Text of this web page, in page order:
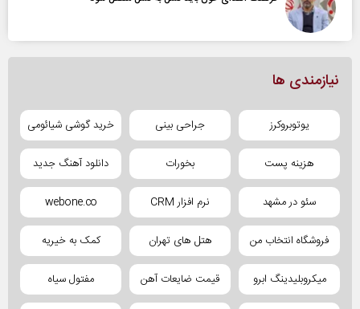
نیازمندی ها
یوتوبروکرز جراحی بینی خرید گوشی شیائومی
هزینه پست بخورات دانلود آهنگ جدید
سئو در مشهد نرم افزار CRM webone.co
فروشگاه انتخاب من هتل های تهران کمک به خیریه
میکروبلیدینگ ابرو قیمت ضایعات آهن مفتول سیاه